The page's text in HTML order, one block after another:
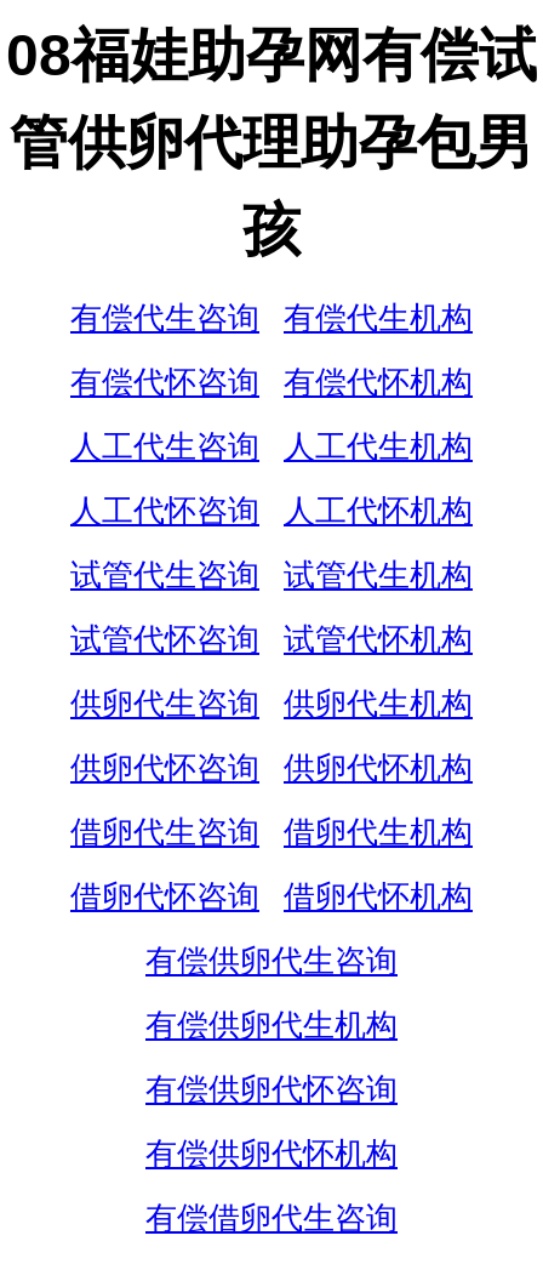
08福娃助孕网有偿试
管供卵代理助孕包男
孩
有偿代生咨询
有偿代生机构
有偿代怀咨询
有偿代怀机构
人工代生咨询
人工代生机构
人工代怀咨询
人工代怀机构
试管代生咨询
试管代生机构
试管代怀咨询
试管代怀机构
供卵代生咨询
供卵代生机构
供卵代怀咨询
供卵代怀机构
借卵代生咨询
借卵代生机构
借卵代怀咨询
借卵代怀机构
有偿供卵代生咨询
有偿供卵代生机构
有偿供卵代怀咨询
有偿供卵代怀机构
有偿借卵代生咨询